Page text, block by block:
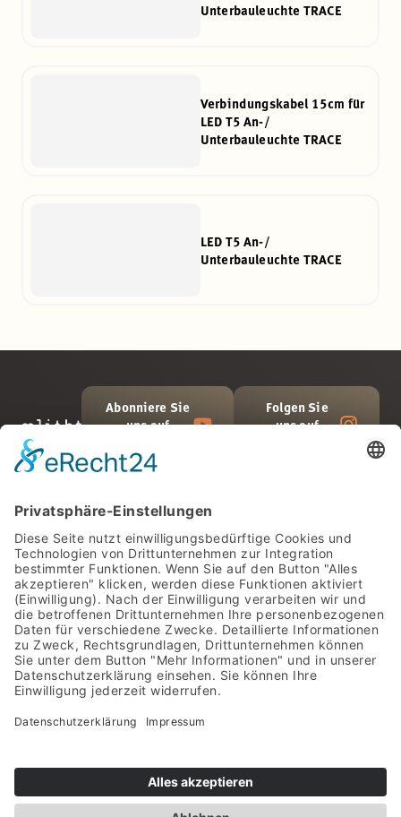
Unterbauleuchte TRACE
Verbindungskabel 15cm für
LED T5 An-/
Unterbauleuchte TRACE
LED T5 An-/
Unterbauleuchte TRACE
Abonniere Sie
uns auf
Folgen Sie
uns auf
DieFra Light GmbH Im- und Export
Trinidadstr. 28
D-27356
Rotenburg
Montag–Donnerstag
07:30 bis 16:30 Uhr
Freitags
07:30 bis 13:00 Uhr
Sanierung
Über uns